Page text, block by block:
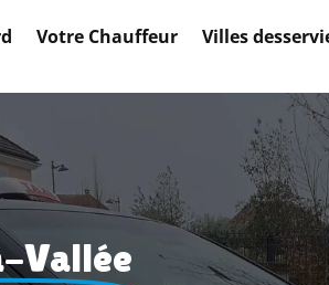
Votre Chauffeur Villes
Vallée